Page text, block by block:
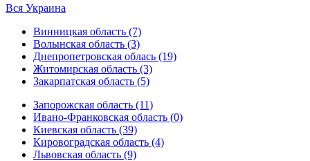
Вся Украина
Винницкая область (7)
Волынская область (3)
Днепропетровская облась (19)
Житомирская область (3)
Закарпатская область (5)
Запорожская область (11)
Ивано-Франковская область (0)
Киевская область (39)
Кировоградская область (4)
Львовская область (9)